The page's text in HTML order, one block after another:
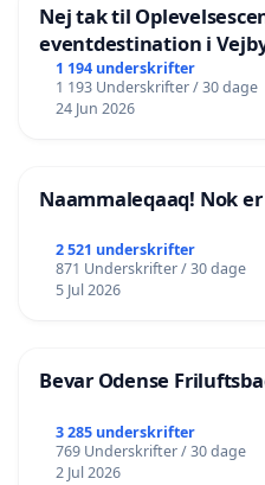
Nej tak til
eventdestination i
lokalområde i balance
1 194 underskrifter
1 193 Underskrifter / 30 dage
24 Jun 2026
Naammaleqaaq! Nok
2 521 underskrifter
871 Underskrifter / 30 dage
5 Jul 2026
Bevar Odense
3 285 underskrifter
769 Underskrifter / 30 dage
2 Jul 2026